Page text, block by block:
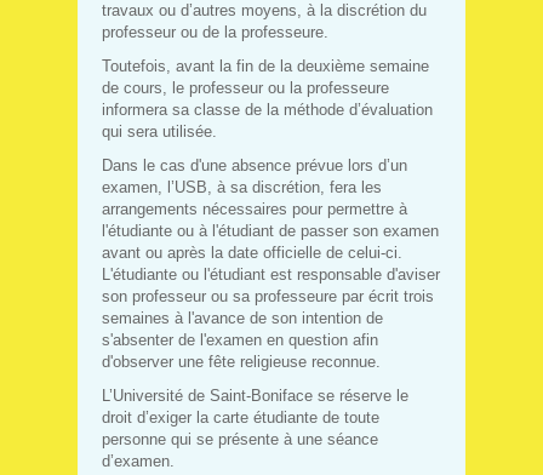
travaux ou d’autres moyens, à la discrétion du
professeur ou de la professeure.
Toutefois, avant la fin de la deuxième semaine
de cours, le professeur ou la professeure
informera sa classe de la méthode d’évaluation
qui sera utilisée.
Dans le cas d'une absence prévue lors d’un
examen, l’USB, à sa discrétion, fera les
arrangements nécessaires pour permettre à
l'étudiante ou à l'étudiant de passer son examen
avant ou après la date officielle de celui-ci.
L'étudiante ou l'étudiant est responsable d'aviser
son professeur ou sa professeure par écrit trois
semaines à l'avance de son intention de
s'absenter de l'examen en question afin
d'observer une fête religieuse reconnue.
L’Université de Saint-Boniface se réserve le
droit d’exiger la carte étudiante de toute
personne qui se présente à une séance
d’examen.